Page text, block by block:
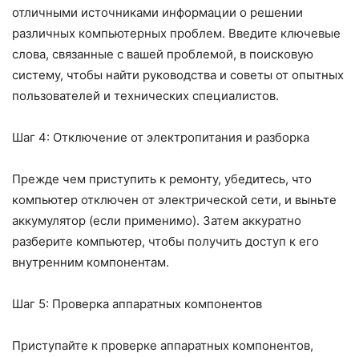
отличными источниками информации о решении
различных компьютерных проблем. Введите ключевые
слова, связанные с вашей проблемой, в поисковую
систему, чтобы найти руководства и советы от опытных
пользователей и технических специалистов.
Шаг 4: Отключение от электропитания и разборка
Прежде чем приступить к ремонту, убедитесь, что
компьютер отключен от электрической сети, и выньте
аккумулятор (если применимо). Затем аккуратно
разберите компьютер, чтобы получить доступ к его
внутренним компонентам.
Шаг 5: Проверка аппаратных компонентов
Приступайте к проверке аппаратных компонентов,